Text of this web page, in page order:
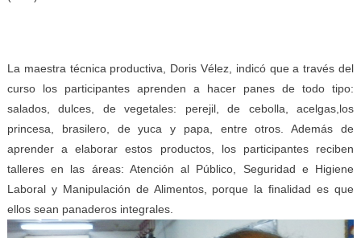
La maestra técnica productiva, Doris Vélez, indicó que a través del
curso los participantes aprenden a hacer panes de todo tipo:
salados, dulces, de vegetales: perejil, de cebolla, acelgas,los
princesa, brasilero, de yuca y papa, entre otros. Además de
aprender a elaborar estos productos, los participantes reciben
talleres en las áreas: Atención al Público, Seguridad e Higiene
Laboral y Manipulación de Alimentos, porque la finalidad es que
ellos sean panaderos integrales.